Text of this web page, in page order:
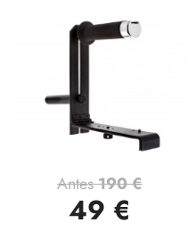
Antes190 €
49 €